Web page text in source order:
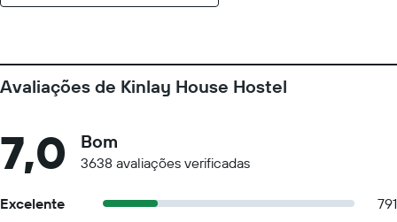
Avaliações de Kinlay House Hostel
7,0 Bom
3638 avaliações verificadas
Excelente
791